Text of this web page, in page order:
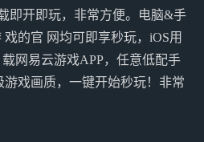
即开即玩，非常方便。电脑&手
的官 网均可即享秒玩，iOS用
网易云游戏APP，任意低配手
游戏画质，一键开始秒玩！非常